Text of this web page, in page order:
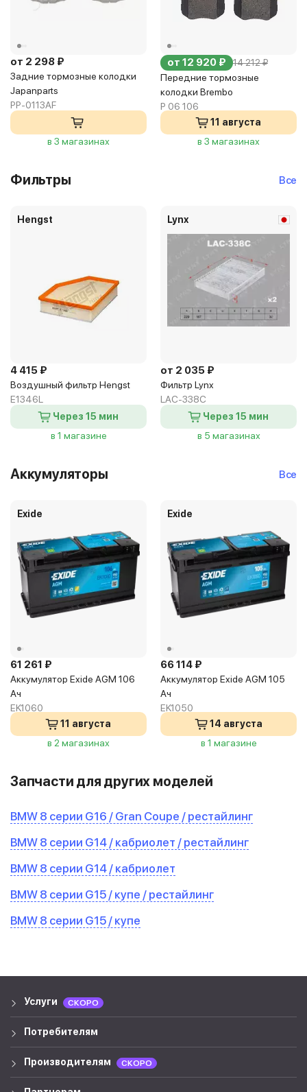
от 2 298 ₽
Задние тормозные колодки
Japanparts
PP-0113AF
в 3 магазинах
от 12 920 ₽ 14 212 ₽
Передние тормозные
колодки Brembo
P 06 106
11 августа
в 3 магазинах
Фильтры Все
Hengst
4 415 ₽
Воздушный фильтр Hengst
E1346L
Через 15 мин
в 1 магазине
Lynx
от 2 035 ₽
Фильтр Lynx
LAC-338C
Через 15 мин
в 5 магазинах
Аккумуляторы Все
Exide
61 261 ₽
Аккумулятор Exide AGM 106
Ач
EK1060
11 августа
в 2 магазинах
Exide
66 114 ₽
Аккумулятор Exide AGM 105
Ач
EK1050
14 августа
в 1 магазине
Запчасти для других моделей
BMW 8 серии G16 / Gran Coupe / рестайлинг
BMW 8 серии G14 / кабриолет / рестайлинг
BMW 8 серии G14 / кабриолет
BMW 8 серии G15 / купе / рестайлинг
BMW 8 серии G15 / купе
Услуги СКОРО
Потребителям
Производителям СКОРО